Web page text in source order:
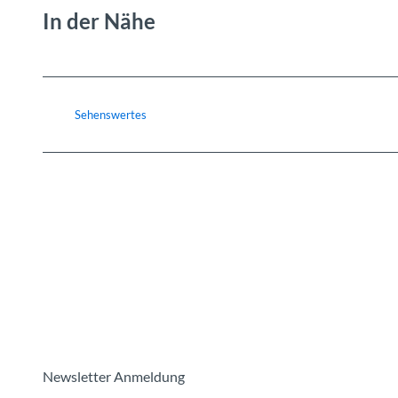
In der Nähe
Sehenswertes
Newsletter Anmeldung